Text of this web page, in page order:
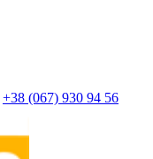
+38 (067) 930 94 56